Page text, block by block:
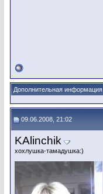
Дополнительная информация
09.06.2008, 21:02
KAlinchik
хохлушка-тамадушка:)